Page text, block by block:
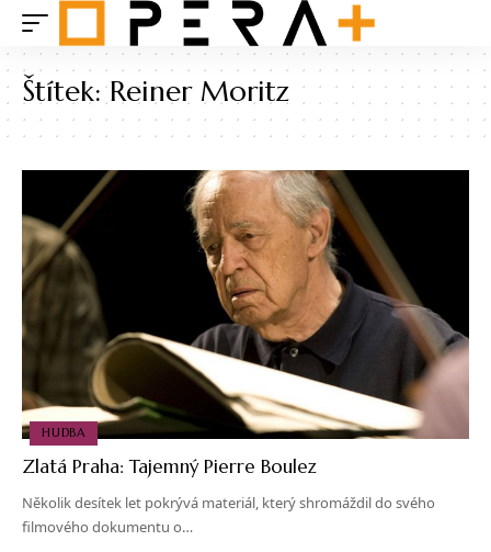
Štítek:Reiner Moritz
HUDBA
Zlatá Praha: Tajemný Pierre Boulez
Několik desítek let pokrývá materiál, který shromáždil do svého
filmového dokumentu o…